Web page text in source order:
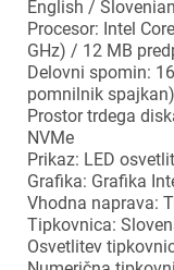
English / Slovenian
Procesor: Intel
GHz) / 12 MB
Delovni spomin:
pomnilnik spajkan)
Prostor trdega
NVMe
Prikaz: LED
Grafika: Grafika
Vhodna naprava:
Tipkovnica:
Osvetlitev